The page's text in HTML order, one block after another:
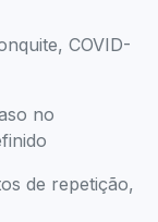
COVID-
no
de repetição,